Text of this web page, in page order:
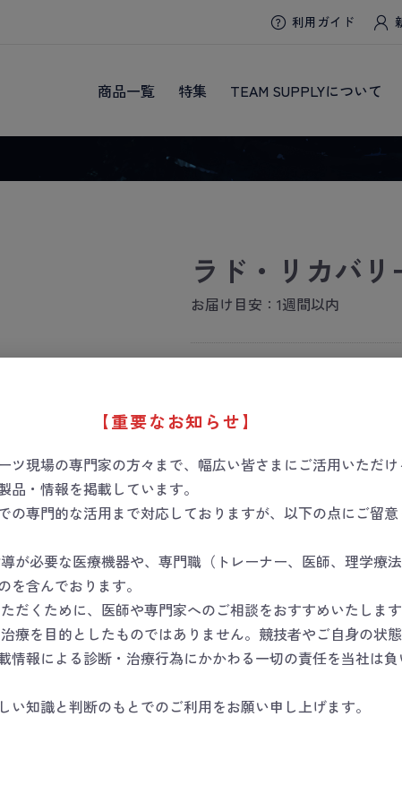
利用ガイド
商品一覧 特集 TEAM SUPPLYについて
【重要なお知らせ】
ツ現場の専門家の方々まで、幅広い皆さまにご活用いただ
・情報を掲載しています。
の専門的な活用まで対応しておりますが、以下の点にご留意
が必要な医療機器や、専門職（トレーナー、医師、理学療
を含んでおります。
くために、医師や専門家へのご相談をおすすめいたします
療を目的としたものではありません。競技者やご自身の状
情報による診断・治療行為にかかわる一切の責任を当社は負
知識と判断のもとでのご利用をお願い申し上げます。
ラド・リカバ
お届け目安：1週間以内
コンディショニング
コンディショニング
＞ ケア／リ
数量
カートに入れる
お気に入りに追加
●エクストラソフトの柔らか